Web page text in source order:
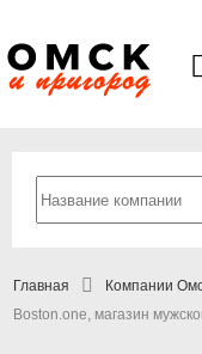
Главная
Компании
Boston.one, магазин